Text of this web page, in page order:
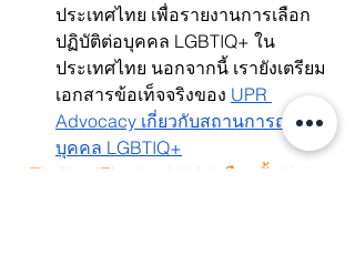
ประเทศไทย เพื่อรายงานการเลือก
ปฏิบัติต่อบุคคล LGBTIQ+ ใน
ประเทศไทย นอกจากนี้ เรายังเตรียม
เอกสารข้อเท็จจริงของ UPR
Advocacy เกี่ยวกับสถานการณ์ของ
บุคคล LGBTIQ+
#ThailandElection2023 #เลือกตั้ง66